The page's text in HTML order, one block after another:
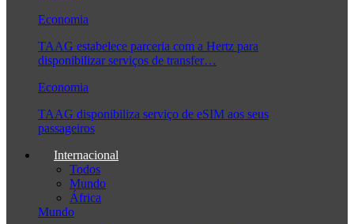
Economia
TAAG estabelece parceria com a Hertz para
disponibilizar serviços de transfer…
Economia
TAAG disponibiliza serviço de eSIM aos seus
passageiros
Internacional
Todos
Mundo
África
Mundo